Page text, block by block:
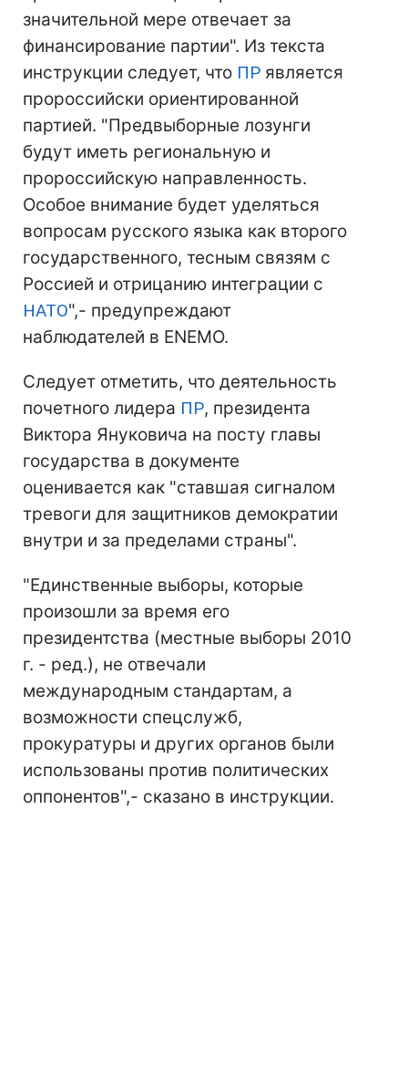
значительной мере отвечает за
финансирование партии". Из текста
инструкции следует, что ПР является
пророссийски ориентированной
партией. "Предвыборные лозунги
будут иметь региональную и
пророссийскую направленность.
Особое внимание будет уделяться
вопросам русского языка как второго
государственного, тесным связям с
Россией и отрицанию интеграции с
НАТО",- предупреждают
наблюдателей в ENEMO.
Следует отметить, что деятельность
почетного лидера ПР, президента
Виктора Януковича на посту главы
государства в документе
оценивается как "ставшая сигналом
тревоги для защитников демократии
внутри и за пределами страны".
"Единственные выборы, которые
произошли за время его
президентства (местные выборы 2010
г. - ред.), не отвечали
международным стандартам, а
возможности спецслужб,
прокуратуры и других органов были
использованы против политических
оппонентов",- сказано в инструкции.